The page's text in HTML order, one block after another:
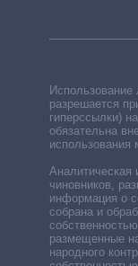
разрешается
гиперссылки)
обязательна
использования
Аналитическая
чиновников,
информация о
собрана и
размещенные
народного